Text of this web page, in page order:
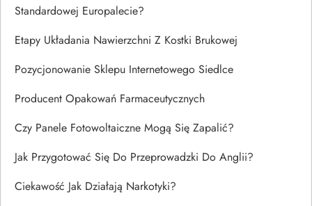
Standardowej Europalecie?
Etapy Układania Nawierzchni Z Kostki Brukowej
Pozycjonowanie Sklepu Internetowego Siedlce
Producent Opakowań Farmaceutycznych
Czy Panele Fotowoltaiczne Mogą Się Zapalić?
Jak Przygotować Się Do Przeprowadzki Do Anglii?
Ciekawość Jak Działają Narkotyki?